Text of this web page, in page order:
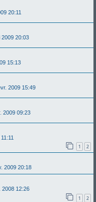
20:11
2009 20:03
15:13
2009 15:49
2009 09:23
1 2
2009 20:18
2008 12:26
1 2